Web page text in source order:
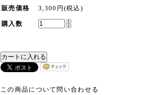
販売価格 3,300円(税込)
購入数
この商品について問い合わせる